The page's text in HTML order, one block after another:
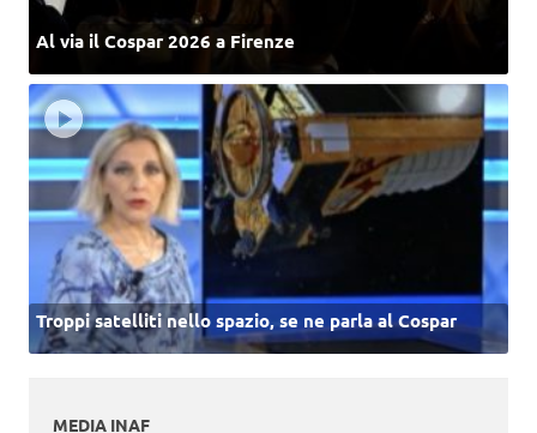
Al via il Cospar 2026 a Firenze
Troppi satelliti nello spazio, se ne parla al Cospar
MEDIA INAF